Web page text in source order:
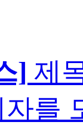
] 제
자를